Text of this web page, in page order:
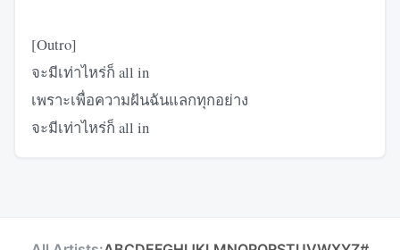
[Outro]
จะมีเท่าไหร่ก็ all in
เพราะเพื่อความฝันฉันแลกทุกอย่าง
จะมีเท่าไหร่ก็ all in